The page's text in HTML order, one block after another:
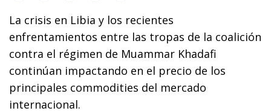
La crisis en Libia y los recientes
enfrentamientos entre las tropas de la coalición
contra el régimen de Muammar Khadafi
continúan impactando en el precio de los
principales commodities del mercado
internacional.